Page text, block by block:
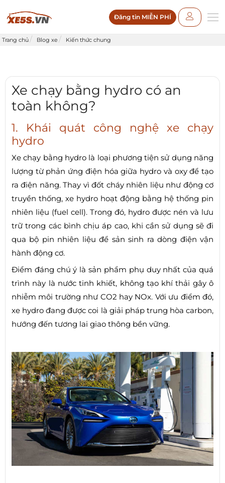
Đăng tin MIỄN PHÍ
Trang chủ Blog xe Kiến thức chung
Xe chạy bằng hydro có an
toàn không?
1. Khái quát công nghệ xe chạy
hydro
Xe chạy bằng hydro là loại phương tiện sử dụng năng
lượng từ phản ứng điện hóa giữa hydro và oxy để tạo
ra điện năng. Thay vì đốt cháy nhiên liệu như động cơ
truyền thống, xe hydro hoạt động bằng hệ thống pin
nhiên liệu (fuel cell). Trong đó, hydro được nén và lưu
trữ trong các bình chịu áp cao, khi cần sử dụng sẽ đi
qua bộ pin nhiên liệu để sản sinh ra dòng điện vận
hành động cơ.
Điểm đáng chú ý là sản phẩm phụ duy nhất của quá
trình này là nước tinh khiết, không tạo khí thải gây ô
nhiễm môi trường như CO2 hay NOx. Với ưu điểm đó,
xe hydro đang được coi là giải pháp trung hòa carbon,
hướng đến tương lai giao thông bền vững.